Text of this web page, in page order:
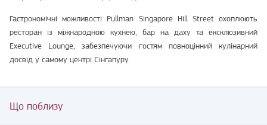
Гастрономічні можливості Pullman Singapore Hill Street охоплюють
ресторан із міжнародною кухнею, бар на даху та ексклюзивний
Executive Lounge, забезпечуючи гостям повноцінний кулінарний
досвід у самому центрі Сінгапуру.
Що поблизу